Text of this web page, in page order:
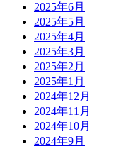
2025年6月
2025年5月
2025年4月
2025年3月
2025年2月
2025年1月
2024年12月
2024年11月
2024年10月
2024年9月